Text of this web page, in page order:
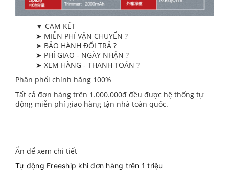
▼ CAM KẾT
➤ MIỄN PHÍ VẬN CHUYỂN ?
➤ BẢO HÀNH ĐỔI TRẢ ?
➤ PHÍ GIAO - NGÀY NHẬN ?
➤ XEM HÀNG - THANH TOÁN ?
Phân phối chính hãng 100%
Tất cả đơn hàng trên 1.000.000đ đều được hệ thống tự
động miễn phí giao hàng tận nhà toàn quốc.
Ấn để xem chi tiết
Tự động Freeship khi đơn hàng trên 1 triệu